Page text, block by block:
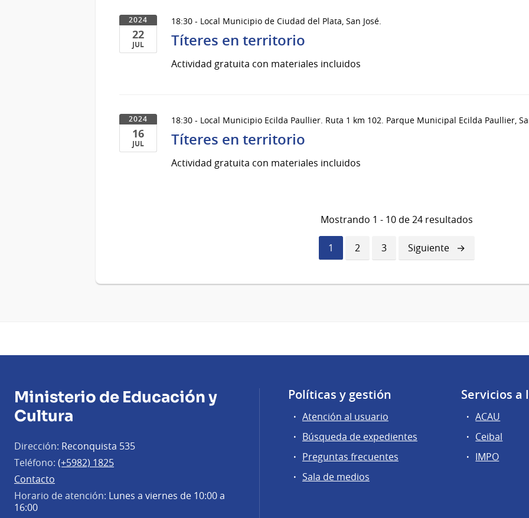
2024
2024
22
JUL
2024
18:30 - Local Municipio de Ciudad del Plata, San José.
Títeres en territorio
Actividad gratuita con materiales incluidos
2024
16
JUL
18:30 - Local Municipio Ecilda Paullier. Ruta 1 km 102. Parque Municipal Ecilda Paullier,
Títeres en territorio
Actividad gratuita con materiales incluidos
Mostrando 1 - 10 de 24 resultados
Página
actual
1 Página
2 Página
3
Siguiente
página
Siguiente
Ministerio de Educación y
Cultura
Dirección: Reconquista 535
Teléfono: (+5982) 1825
Contacto
Horario de atención: Lunes a viernes de 10:00 a
16:00
Políticas y gestión
Atención al usuario
Búsqueda de expedientes
Preguntas frecuentes
Sala de medios
Servicios a
ACAU
Ceibal
IMPO